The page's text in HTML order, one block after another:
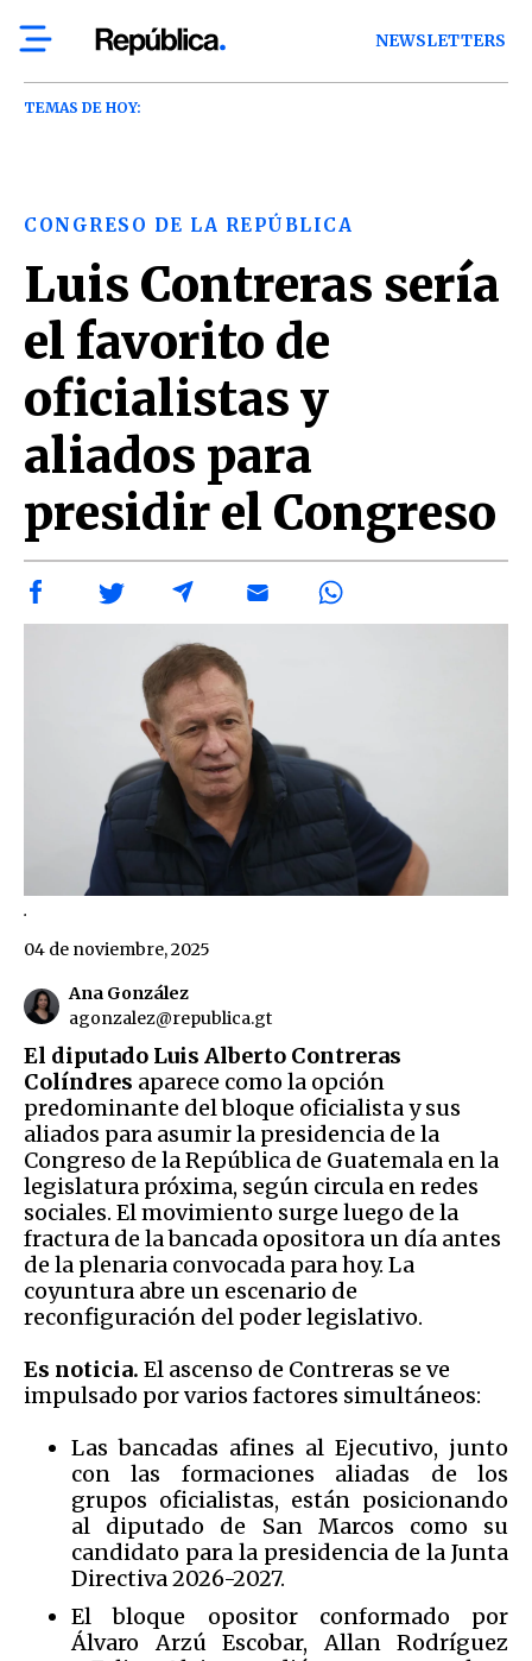
NEWSLETTERS
TEMAS DE HOY:
CONGRESO DE LA REPÚBLICA
Luis Contreras sería
el favorito de
oficialistas y
aliados para
presidir el Congreso
.
Ana González
agonzalez@republica.gt
04 de noviembre, 2025
El diputado Luis Alberto Contreras
Colíndres aparece como la opción
predominante del bloque oficialista y sus
aliados para asumir la presidencia de la
Congreso de la República de Guatemala en la
legislatura próxima, según circula en redes
sociales. El movimiento surge luego de la
fractura de la bancada opositora un día antes
de la plenaria convocada para hoy. La
coyuntura abre un escenario de
reconfiguración del poder legislativo.
Es noticia. El ascenso de Contreras se ve
impulsado por varios factores simultáneos:
Las bancadas afines al Ejecutivo, junto
con las formaciones aliadas de los
grupos oficialistas, están posicionando
al diputado de San Marcos como su
candidato para la presidencia de la Junta
Directiva 2026-2027.
El bloque opositor conformado por
Álvaro Arzú Escobar, Allan Rodríguez